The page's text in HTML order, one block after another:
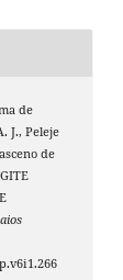
de
J., Peleje
de